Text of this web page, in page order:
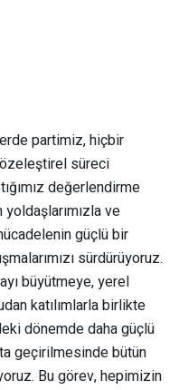
partimiz, hiçbir
süreci
değerlendirme
ve
güçlü bir
sürdürüyoruz.
büyütmeye, yerel
katılımlarla birlikte
dönemde daha güçlü
geçirilmesinde bütün
Bu görev, hepimizin